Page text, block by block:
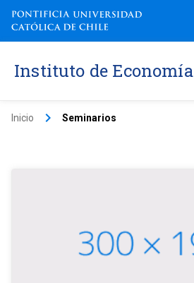
Instituto de Economía
Inicio keyboard_arrow_right Seminarios